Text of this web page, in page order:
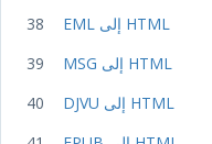
38 EML إلى HTML
39 MSG إلى HTML
40 DJVU إلى HTML